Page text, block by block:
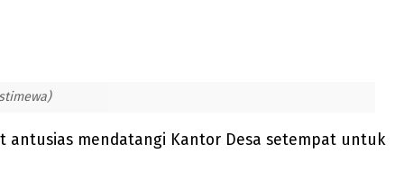
mendatangi Kantor Desa setempat untuk